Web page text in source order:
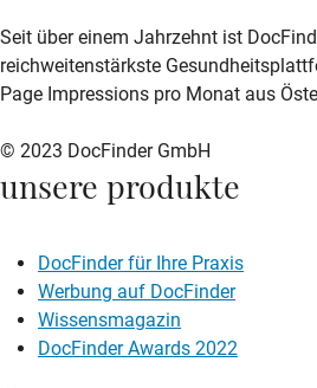
zur DocFinder-Startseite
logo icon
Seit über einem Jahrzehnt ist
reichweitenstärkste
Page Impressions pro Monat aus
© 2023 DocFinder GmbH
unsere produkte
DocFinder für Ihre Praxis
Werbung auf DocFinder
Wissensmagazin
DocFinder Awards 2022